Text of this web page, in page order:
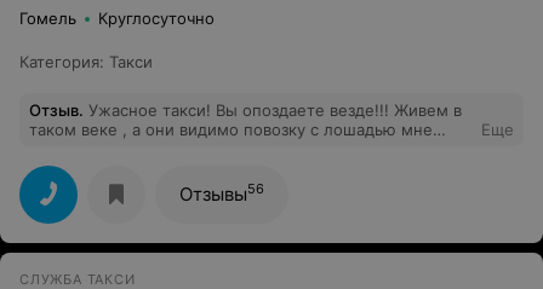
Гомель Круглосуточно
Категория: Такси
Отзыв. Ужасное такси! Вы опоздаете везде!!! Живем в
таком веке , а они видимо повозку с лошадью мне
работа диспетчеров. Незнают ни времени подачи
ничего!
Еще
Отзывы56
СЛУЖБА ТАКСИ